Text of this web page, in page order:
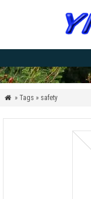
 » Tags » safety